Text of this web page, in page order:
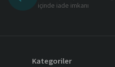
içinde iade imkanı
Kategoriler